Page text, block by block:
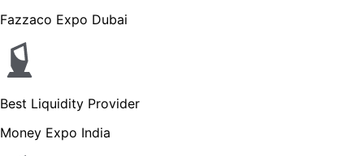
Fazzaco Expo Dubai
Best Liquidity Provider
Money Expo India